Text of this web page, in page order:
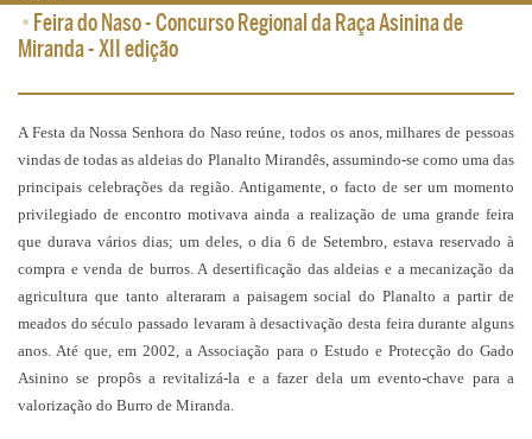
• Feira do Naso - Concurso Regional da Raça Asinina de
Miranda - XII edição
A Festa da Nossa Senhora do Naso reúne, todos os anos, milhares de pessoas
vindas de todas as aldeias do Planalto Mirandês, assumindo-se como uma das
principais celebrações da região. Antigamente, o facto de ser um momento
privilegiado de encontro motivava ainda a realização de uma grande feira
que durava vários dias; um deles, o dia 6 de Setembro, estava reservado à
compra e venda de burros. A desertificação das aldeias e a mecanização da
agricultura que tanto alteraram a paisagem social do Planalto a partir de
meados do século passado levaram à desactivação desta feira durante alguns
anos. Até que, em 2002, a Associação para o Estudo e Protecção do Gado
Asinino se propôs a revitalizá-la e a fazer dela um evento-chave para a
valorização do Burro de Miranda.